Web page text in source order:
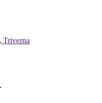
Triverna